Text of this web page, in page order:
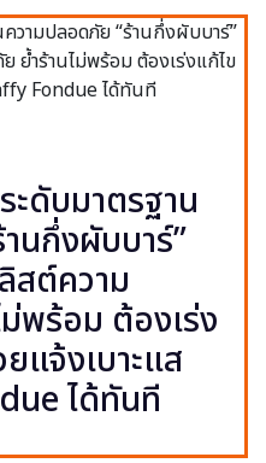
ดับมาตรฐาน
นกึ่งผับบาร์”
สต์ความ
พร้อม ต้องเร่ง
แจ้งเบาะแส
ได้ทันที